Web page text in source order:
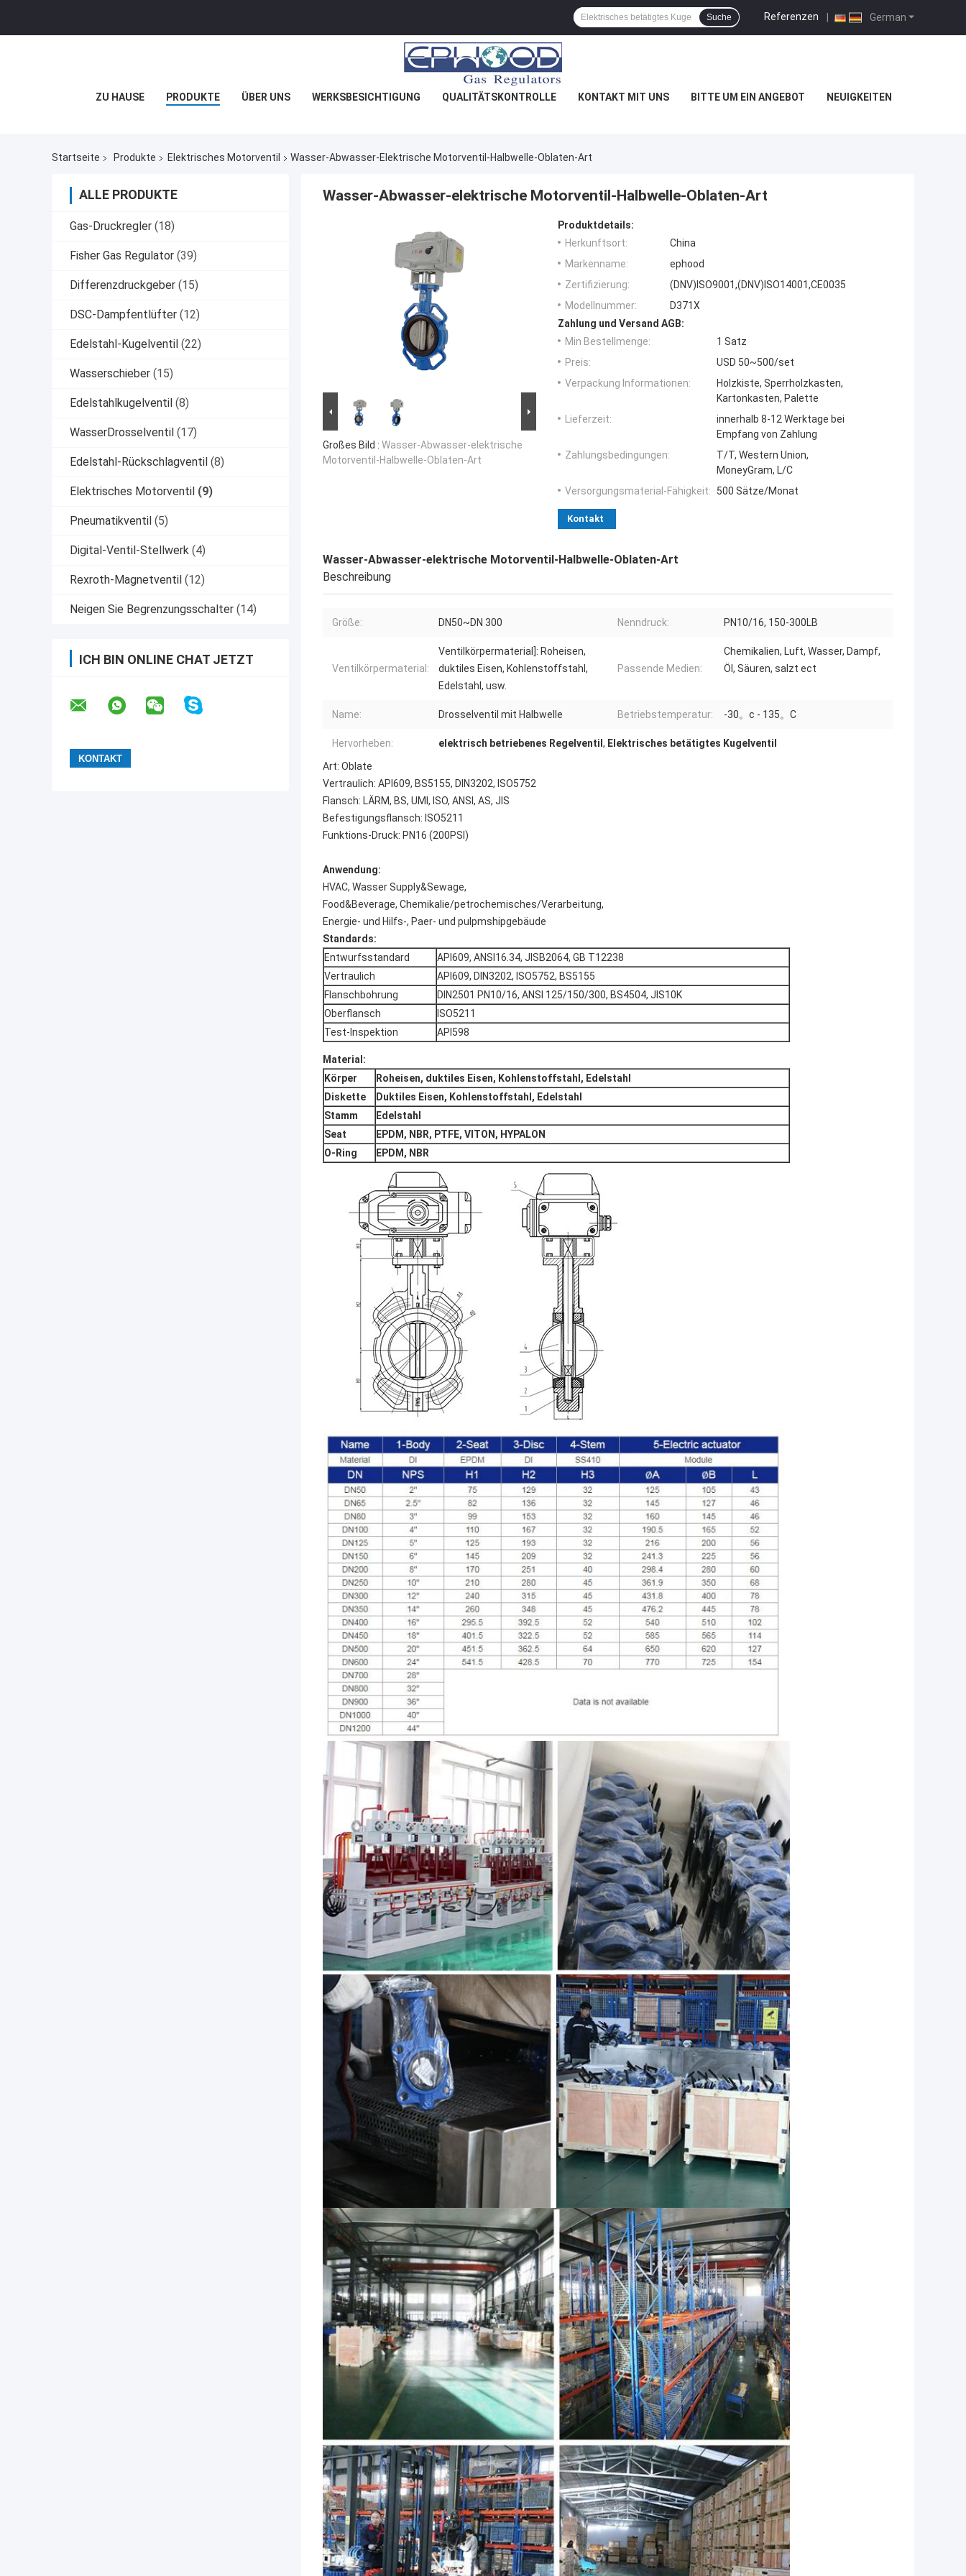
German
Referenzen |
Suche
ZU HAUSE PRODUKTE ÜBER UNS WERKSBESICHTIGUNG QUALITÄTSKONTROLLE KONTAKT MIT UNS BITTE UM EIN ANGEBOT NEUIGKEITEN
Startseite Produkte Elektrisches Motorventil Wasser-Abwasser-Elektrische Motorventil-Halbwelle-Oblaten-Art
ALLE PRODUKTE
Gas-Druckregler (18)
Fisher Gas Regulator (39)
Differenzdruckgeber (15)
DSC-Dampfentlüfter (12)
Edelstahl-Kugelventil (22)
Wasserschieber (15)
Edelstahlkugelventil (8)
WasserDrosselventil (17)
Edelstahl-Rückschlagventil (8)
Elektrisches Motorventil (9)
Pneumatikventil (5)
Digital-Ventil-Stellwerk (4)
Rexroth-Magnetventil (12)
Neigen Sie Begrenzungsschalter (14)
ICH BIN ONLINE CHAT JETZT
Wasser-Abwasser-elektrische Motorventil-Halbwelle-Oblaten-Art
Großes Bild : Wasser-Abwasser-elektrische
Motorventil-Halbwelle-Oblaten-Art
Produktdetails:
Herkunftsort:
China
Markenname:
ephood
Zertifizierung:
(DNV)ISO9001,(DNV)ISO14001,CE0035
Modellnummer:
D371X
Zahlung und Versand AGB:
Min Bestellmenge:
1 Satz
Preis:
USD 50~500/set
Verpackung Informationen:
Holzkiste, Sperrholzkasten,
Kartonkasten, Palette
Lieferzeit:
innerhalb 8-12 Werktage bei
Empfang von Zahlung
Zahlungsbedingungen:
T/T, Western Union,
MoneyGram, L/C
Versorgungsmaterial-Fähigkeit:
500 Sätze/Monat
Kontakt
Wasser-Abwasser-elektrische Motorventil-Halbwelle-Oblaten-Art
Beschreibung
Größe: DN50~DN 300 Nenndruck: PN10/16, 150-300LB
Ventilkörpermaterial:
Ventilkörpermaterial]: Roheisen,
duktiles Eisen, Kohlenstoffstahl,
Edelstahl, usw.
Passende Medien:
Chemikalien, Luft, Wasser, Dampf,
Öl, Säuren, salzt ect
Name: Drosselventil mit Halbwelle Betriebstemperatur: -30。c - 135。C
Hervorheben: elektrisch betriebenes Regelventil , Elektrisches betätigtes Kugelventil
Art: Oblate
Vertraulich: API609, BS5155, DIN3202, ISO5752
Flansch: LÄRM, BS, UMI, ISO, ANSI, AS, JIS
Befestigungsflansch: ISO5211
Funktions-Druck: PN16 (200PSI)
Anwendung:
HVAC, Wasser Supply&Sewage,
Food&Beverage, Chemikalie/petrochemisches/Verarbeitung,
Energie- und Hilfs-, Paer- und pulpmshipgebäude
Standards:
Entwurfsstandard
API609, ANSI16.34, JISB2064, GB T12238
Vertraulich
API609, DIN3202, ISO5752, BS5155
Flanschbohrung
DIN2501 PN10/16, ANSI 125/150/300, BS4504, JIS10K
Oberflansch
ISO5211
Test-Inspektion
API598
Material:
Körper
Roheisen, duktiles Eisen, Kohlenstoffstahl, Edelstahl
Diskette
Duktiles Eisen, Kohlenstoffstahl, Edelstahl
Stamm
Edelstahl
Seat
EPDM, NBR, PTFE, VITON, HYPALON
O-Ring
EPDM, NBR